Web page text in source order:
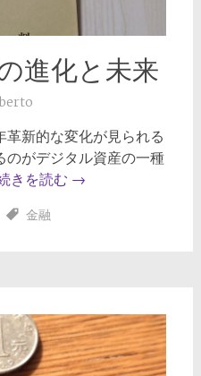
進化と未来
新的な変化が見られる
のがデジタル資産の一種
きを読む →
金融